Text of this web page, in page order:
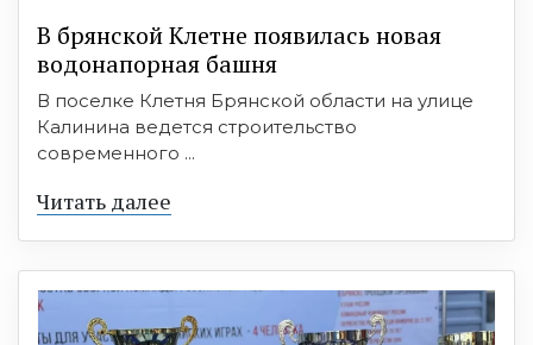
В брянской Клетне появилась новая
водонапорная башня
В поселке Клетня Брянской области на улице
Калинина ведется строительство
современного ...
Читать далее